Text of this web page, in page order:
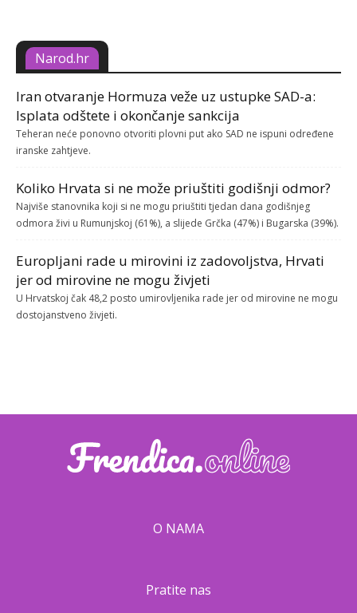
Narod.hr
Iran otvaranje Hormuza veže uz ustupke SAD-a:
Isplata odštete i okončanje sankcija
Teheran neće ponovno otvoriti plovni put ako SAD ne ispuni određene
iranske zahtjeve.
Koliko Hrvata si ne može priuštiti godišnji odmor?
Najviše stanovnika koji si ne mogu priuštiti tjedan dana godišnjeg
odmora živi u Rumunjskoj (61%), a slijede Grčka (47%) i Bugarska (39%).
Europljani rade u mirovini iz zadovoljstva, Hrvati
jer od mirovine ne mogu živjeti
U Hrvatskoj čak 48,2 posto umirovljenika rade jer od mirovine ne mogu
dostojanstveno živjeti.
O NAMA
Pratite nas